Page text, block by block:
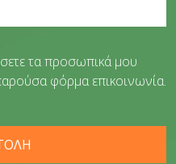
τα προσωπικά μου
φόρμα επικοινωνία.